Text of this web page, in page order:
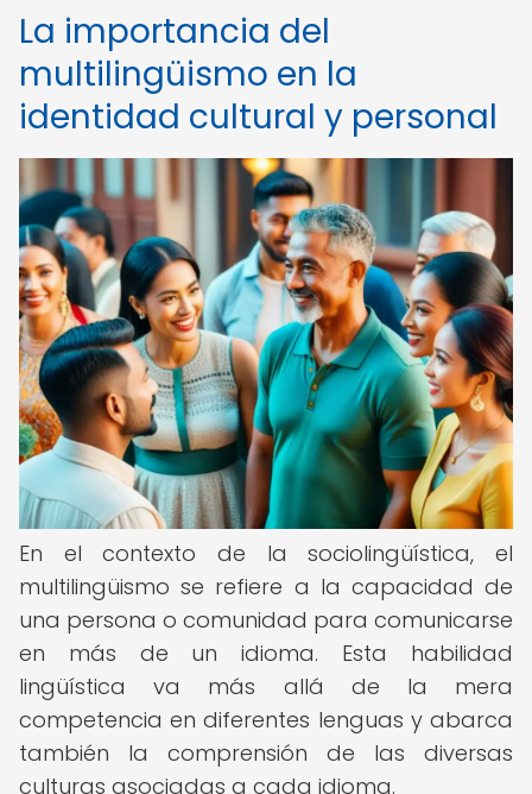
La importancia del
multilingüismo en la
identidad cultural y personal
En el contexto de la sociolingüística, el
multilingüismo se refiere a la capacidad de
una persona o comunidad para comunicarse
en más de un idioma. Esta habilidad
lingüística va más allá de la mera
competencia en diferentes lenguas y abarca
también la comprensión de las diversas
culturas asociadas a cada idioma.